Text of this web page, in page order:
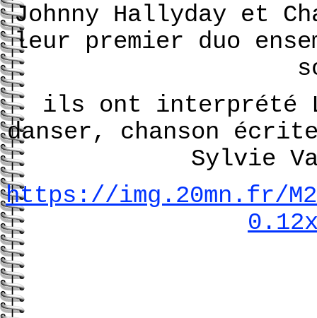
Johnny Hallyday et
leur premier duo
ils ont interprété
danser, chanson
Sylvie
https://img.20mn.fr/